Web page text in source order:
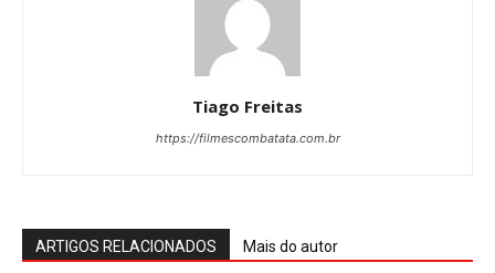
Tiago Freitas
https://filmescombatata.com.br
ARTIGOS RELACIONADOS Mais do autor